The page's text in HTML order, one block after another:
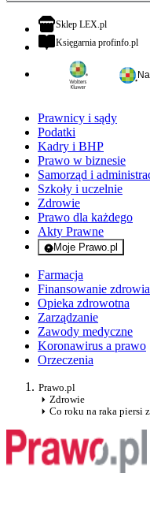
Sklep LEX.plotwiera się
Księgarnia profinfo.pl
Prawnicy i sądy
Podatki
Kadry i BHP
Prawo w biznesie
Samorząd i
Szkoły i uczelnie
Zdrowie
Prawo dla każdego
Akty Prawne
Moje Prawo.pl
- rejestracja i
Farmacja
Finansowanie zdrowia
Opieka zdrowotna
Zarządzanie
Zawody medyczne
Koronawirus a prawo
Orzeczenia
Prawo.pl
Zdrowie
Co roku na raka piersi